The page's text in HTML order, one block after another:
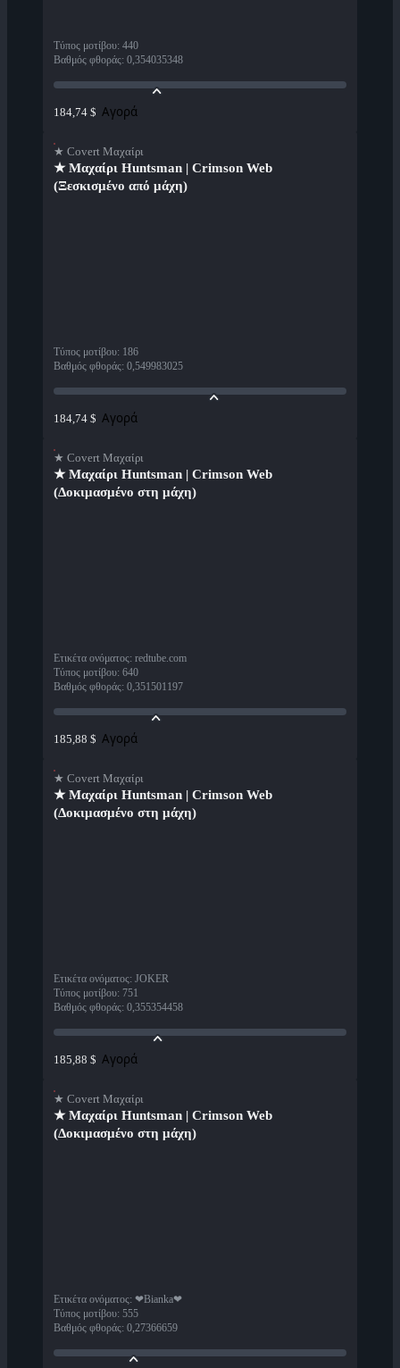
Τύπος μοτίβου: 440
Βαθμός φθοράς: 0,354035348
184,74 $ Αγορά
★ Covert Μαχαίρι
★ Μαχαίρι Huntsman | Crimson Web
(Ξεσκισμένο από μάχη)
Τύπος μοτίβου: 186
Βαθμός φθοράς: 0,549983025
184,74 $ Αγορά
★ Covert Μαχαίρι
★ Μαχαίρι Huntsman | Crimson Web
(Δοκιμασμένο στη μάχη)
Ετικέτα ονόματος: redtube.com
Τύπος μοτίβου: 640
Βαθμός φθοράς: 0,351501197
185,88 $ Αγορά
★ Covert Μαχαίρι
★ Μαχαίρι Huntsman | Crimson Web
(Δοκιμασμένο στη μάχη)
Ετικέτα ονόματος: JOKER
Τύπος μοτίβου: 751
Βαθμός φθοράς: 0,355354458
185,88 $ Αγορά
★ Covert Μαχαίρι
★ Μαχαίρι Huntsman | Crimson Web
(Δοκιμασμένο στη μάχη)
Ετικέτα ονόματος: ❤Bianka❤
Τύπος μοτίβου: 555
Βαθμός φθοράς: 0,27366659